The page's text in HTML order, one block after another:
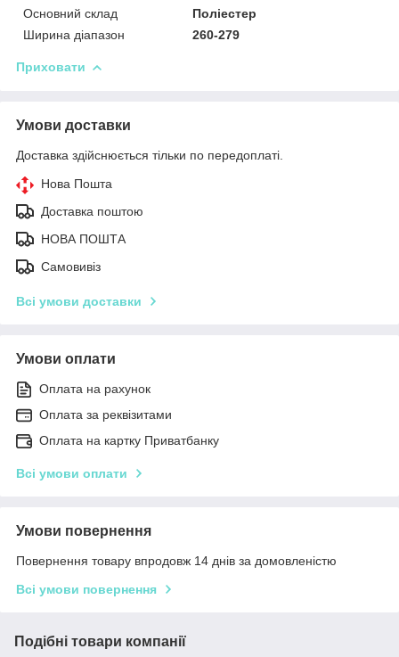
Основний склад
Поліестер
Ширина діапазон
260-279
Приховати
Умови доставки
Доставка здійснюється тільки по передоплаті.
Нова Пошта
Доставка поштою
НОВА ПОШТА
Самовивіз
Всі умови доставки
Умови оплати
Оплата на рахунок
Оплата за реквізитами
Оплата на картку Приватбанку
Всі умови оплати
Умови повернення
Повернення товару впродовж 14 днів за домовленістю
Всі умови повернення
Подібні товари компанії